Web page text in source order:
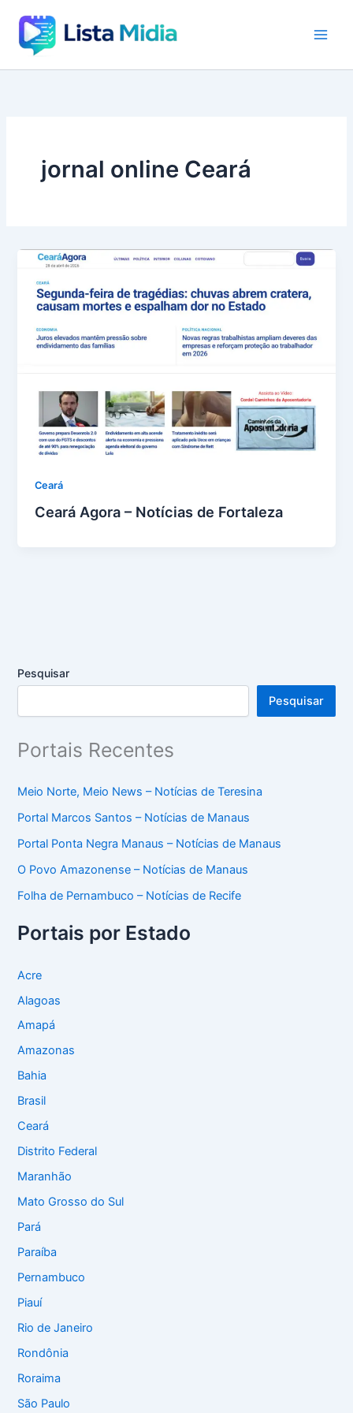
para
jornal online Ceará
Ceará
Ceará Agora – Notícias de Fortaleza
Pesquisar
Pesquisar
Portais Recentes
Meio Norte, Meio News – Notícias de Teresina
Portal Marcos Santos – Notícias de Manaus
Portal Ponta Negra Manaus – Notícias de Manaus
O Povo Amazonense – Notícias de Manaus
Folha de Pernambuco – Notícias de Recife
Portais por Estado
Acre
Alagoas
Amapá
Amazonas
Bahia
Brasil
Ceará
Distrito Federal
Maranhão
Mato Grosso do Sul
Pará
Paraíba
Pernambuco
Piauí
Rio de Janeiro
Rondônia
Roraima
São Paulo